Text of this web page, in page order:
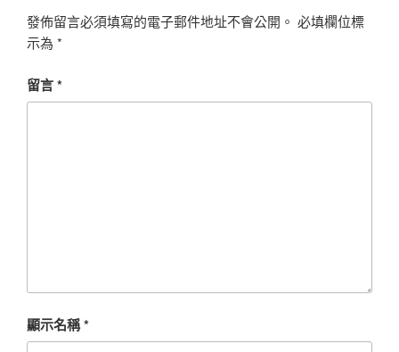
發佈留言必須填寫的電子郵件地址不會公開。 必填欄位標
示為 *
留言*
顯示名稱*